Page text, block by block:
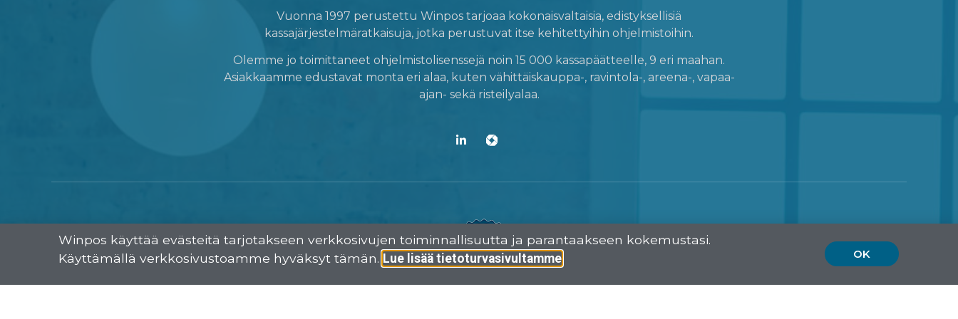
Vuonna 1997 perustettu Winpos tarjoaa kokonaisvaltaisia, edistyksellisiä
kassajärjestelmäratkaisuja, jotka perustuvat itse kehitettyihin ohjelmistoihin.
Olemme jo toimittaneet ohjelmistolisenssejä noin 15 000 kassapäätteelle, 9 eri maahan.
Asiakkaamme edustavat monta eri alaa, kuten vähittäiskauppa-, ravintola-, areena-, vapaa-
ajan- sekä risteilyalaa.
Winpos käyttää evästeitä tarjotakseen verkkosivujen toiminnallisuutta ja parantaakseen kokemustasi.
Käyttämällä verkkosivustoamme hyväksyt tämän. Lue lisää tietoturvasivultamme OK